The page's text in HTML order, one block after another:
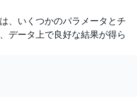
、いくつかのパラメータとチ
データ上で良好な結果が得ら